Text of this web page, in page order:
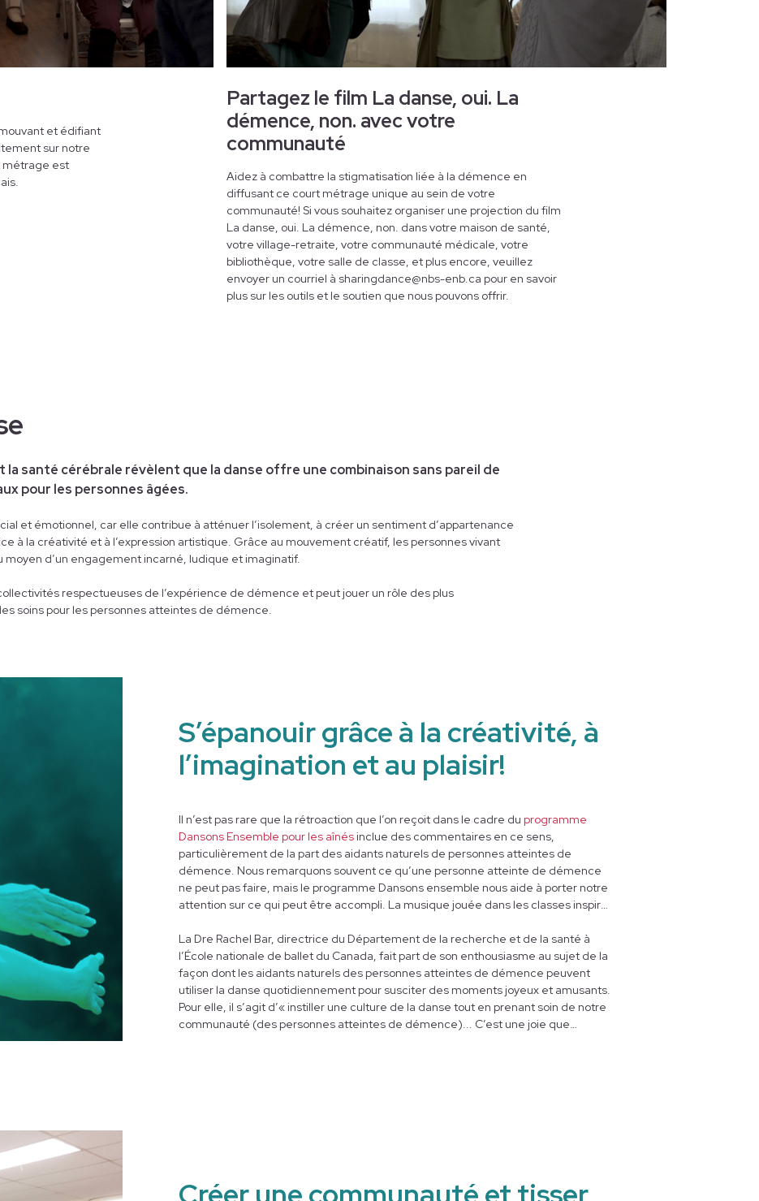
et édifiant
sur notre
métrage est
Partagez le film La danse, oui. La
démence, non. avec votre
communauté
Aidez à combattre la stigmatisation liée à la démence en
diffusant ce court métrage unique au sein de votre
communauté! Si vous souhaitez organiser une projection du film
La danse, oui. La démence, non. dans votre maison de santé,
votre village-retraite, votre communauté médicale, votre
bibliothèque, votre salle de classe, et plus encore, veuillez
envoyer un courriel à sharingdance@nbs-enb.ca pour en savoir
plus sur les outils et le soutien que nous pouvons offrir.
santé cérébrale révèlent que la danse offre une combinaison sans pareil de
pour les personnes âgées.
et émotionnel, car elle contribue à atténuer l’isolement, à créer un sentiment d’appartenance
à la créativité et à l’expression artistique. Grâce au mouvement créatif, les personnes vivant
d’un engagement incarné, ludique et imaginatif.
respectueuses de l’expérience de démence et peut jouer un rôle des plus
soins pour les personnes atteintes de démence.
S’épanouir grâce à la créativité, à
l’imagination et au plaisir!
Il n’est pas rare que la rétroaction que l’on reçoit dans le cadre du programme
Dansons Ensemble pour les aînésinclue des commentaires en ce sens,
particulièrement de la part des aidants naturels de personnes atteintes de
démence. Nous remarquons souvent ce qu’une personne atteinte de démence
ne peut pas faire, mais le programme Dansons ensemble nous aide à porter notre
attention sur ce qui peut être accompli. La musique jouée dans les classes inspire
s’exprimer de façon créative. Nous pouvons exprimer tellement plus avec la
danse qu’avec les simples mots de la langue parlée.
La Dre Rachel Bar, directrice du Département de la recherche et de la santé à
l’École nationale de ballet du Canada, fait part de son enthousiasme au sujet de la
façon dont les aidants naturels des personnes atteintes de démence peuvent
utiliser la danse quotidiennement pour susciter des moments joyeux et amusants.
Pour elle, il s’agit d’« instiller une culture de la danse tout en prenant soin de notre
communauté (des personnes atteintes de démence)... C’est une joie que